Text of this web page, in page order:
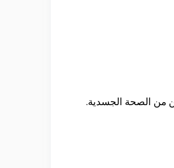
من الصحة الجسدية.